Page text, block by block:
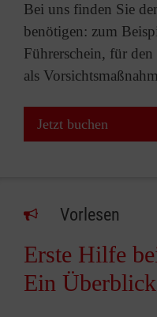
Bei uns finden Sie
benötigen: zum
Führerschein, für
als
Jetzt buchen
Vorlesen
Erste Hilfe
Ein Überblick